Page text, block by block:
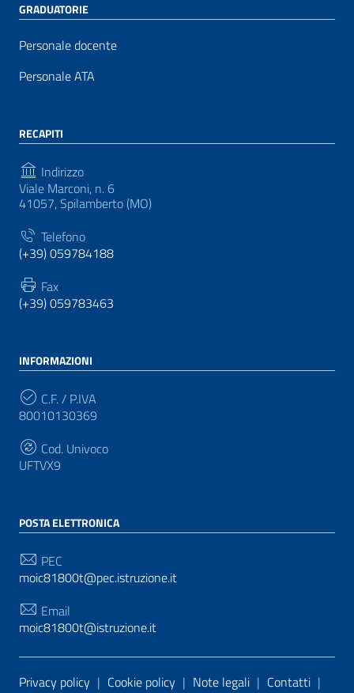
GRADUATORIE
Personale docente
Personale ATA
RECAPITI
Indirizzo
Viale Marconi, n. 6
41057, Spilamberto (MO)
Telefono
(+39) 059784188
Fax
(+39) 059783463
INFORMAZIONI
C.F. / P.IVA
80010130369
Cod. Univoco
UFTVX9
POSTA ELETTRONICA
PEC
moic81800t@pec.istruzione.it
Email
moic81800t@istruzione.it
Sezione Link Utili
Privacy policy | Cookie policy | Note legali | Contatti |